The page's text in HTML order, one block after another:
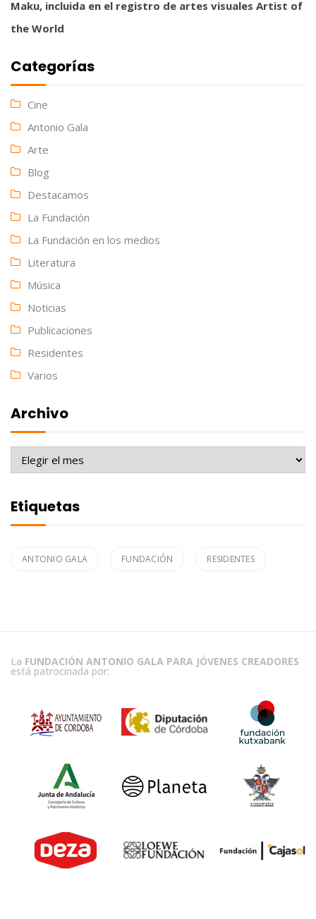
Maku, incluida en el registro de artes visuales Artist of
the World
Categorías
Cine
Antonio Gala
Arte
Blog
Destacamos
La Fundación
La Fundación en los medios
Literatura
Música
Noticias
Publicaciones
Residentes
Varios
Archivo
Archivo
Etiquetas
ANTONIO GALA FUNDACIÓN RESIDENTES
La FUNDACIÓN ANTONIO GALA PARA JÓVENES CREADORES
está patrocinada por: